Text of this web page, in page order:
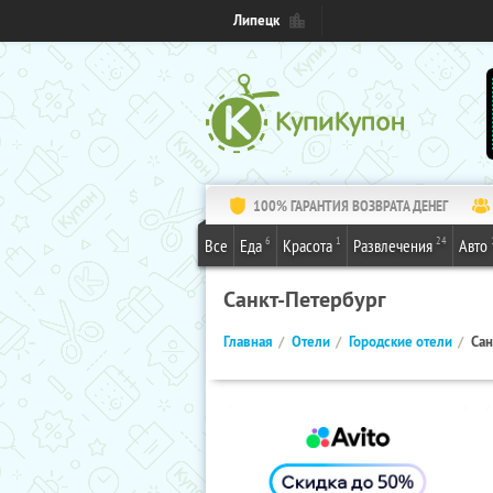
Липецк
100% ГАРАНТИЯ ВОЗВРАТА ДЕНЕГ
Все Еда 6 Красота 1 Развлечения 24 Авто
Санкт-Петербург
Главная Отели Городские отели